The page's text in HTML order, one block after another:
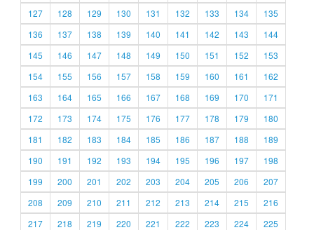
127
128 129 130 131 132 133 134
135
136
137 138 139 140 141 142 143
144
145
146 147 148 149 150 151 152
153
154
155 156 157 158 159 160 161
162
163
164 165 166 167 168 169 170
171
172
173 174 175 176 177 178 179
180
181
182 183 184 185 186 187 188
189
190
191 192 193 194 195 196 197
198
199
200 201 202 203 204 205 206
207
208
209 210 211 212 213 214 215
216
217
218 219 220 221 222 223 224
225